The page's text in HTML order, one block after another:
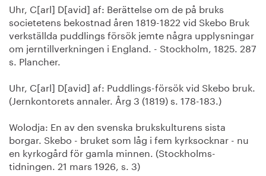
Uhr, C[arl] D[avid] af: Berättelse om de på bruks
societetens bekostnad åren 1819-1822 vid Skebo Bruk
verkställda puddlings försök jemte några upplysningar
om jerntillverkningen i England. - Stockholm, 1825. 287
s. Plancher.
Uhr, C[arl] D[avid] af: Puddlings-försök vid Skebo bruk.
(Jernkontorets annaler. Årg 3 (1819) s. 178-183.)
Wolodja: En av den svenska brukskulturens sista
borgar. Skebo - bruket som låg i fem kyrksocknar - nu
en kyrkogård för gamla minnen. (Stockholms-
tidningen. 21 mars 1926, s. 3)